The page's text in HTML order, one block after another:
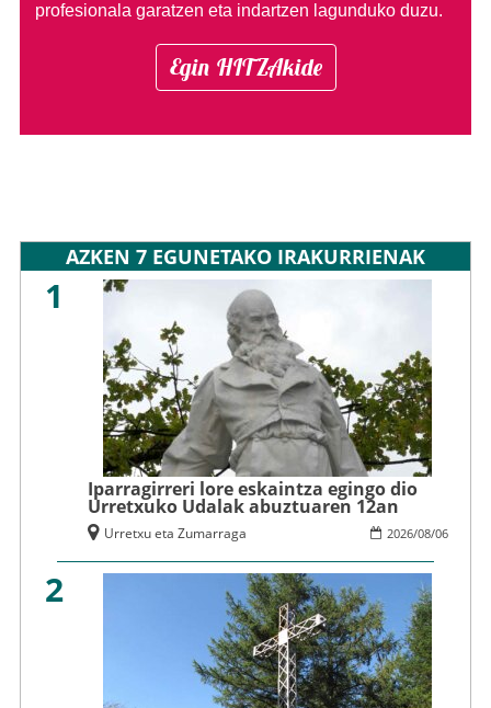
profesionala garatzen eta indartzen lagunduko duzu.
Egin HITZAkide
AZKEN 7 EGUNETAKO IRAKURRIENAK
1
Iparragirreri lore eskaintza egingo dio
Urretxuko Udalak abuztuaren 12an
2026/08/06
Urretxu eta Zumarraga
2